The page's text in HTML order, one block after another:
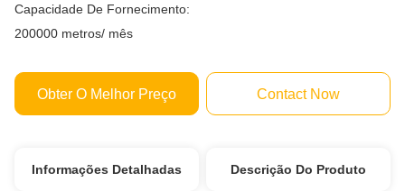
Capacidade De Fornecimento:
200000 metros/ mês
Obter O Melhor Preço Contact Now
Informações Detalhadas Descrição Do Produto